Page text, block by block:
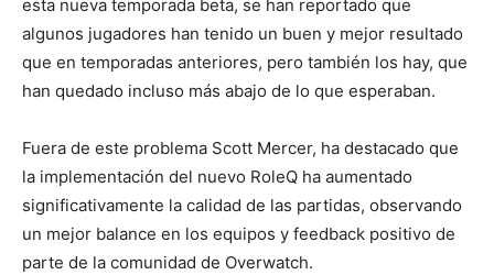
esta nueva temporada beta, se han reportado que
algunos jugadores han tenido un buen y mejor resultado
que en temporadas anteriores, pero también los hay, que
han quedado incluso más abajo de lo que esperaban.
Fuera de este problema Scott Mercer, ha destacado que
la implementación del nuevo RoleQ ha aumentado
significativamente la calidad de las partidas, observando
un mejor balance en los equipos y feedback positivo de
parte de la comunidad de Overwatch.